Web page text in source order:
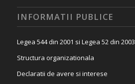
INFORMATII PUBLICE
Legea 544 din 2001 si Legea 52 din 2003
Structura organizationala
Declaratii de avere si interese